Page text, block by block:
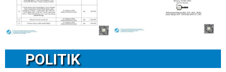
POLITIK